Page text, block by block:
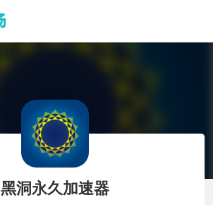
黑洞永久加速器